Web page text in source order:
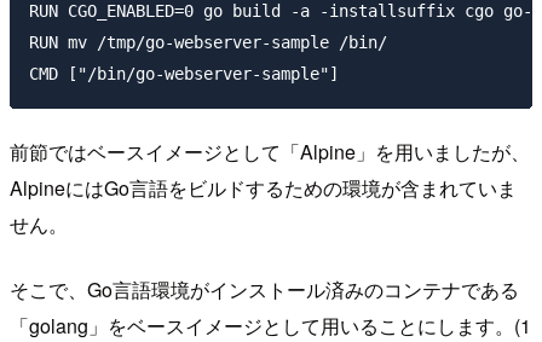
RUN CGO_ENABLED=0 go build -a -installsuffix cgo go-
RUN mv /tmp/go-webserver-sample /bin/
前節ではベースイメージとして「Alpine」を用いましたが、
AlpineにはGo言語をビルドするための環境が含まれていま
せん。
そこで、Go言語環境がインストール済みのコンテナである
「golang」をベースイメージとして用いることにします。(1